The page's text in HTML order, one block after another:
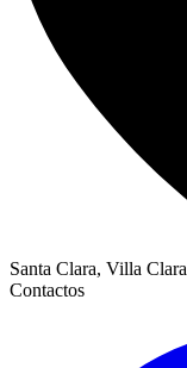
Santa Clara, Villa Clara
Contactos